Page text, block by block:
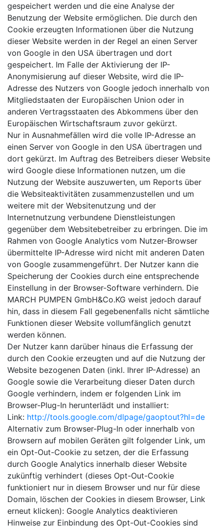
gespeichert werden und die eine Analyse der
Benutzung der Website ermöglichen. Die durch den
Cookie erzeugten Informationen über die Nutzung
dieser Website werden in der Regel an einen Server
von Google in den USA übertragen und dort
gespeichert. Im Falle der Aktivierung der IP-
Anonymisierung auf dieser Website, wird die IP-
Adresse des Nutzers von Google jedoch innerhalb von
Mitgliedstaaten der Europäischen Union oder in
anderen Vertragsstaaten des Abkommens über den
Europäischen Wirtschaftsraum zuvor gekürzt.
Nur in Ausnahmefällen wird die volle IP-Adresse an
einen Server von Google in den USA übertragen und
dort gekürzt. Im Auftrag des Betreibers dieser Website
wird Google diese Informationen nutzen, um die
Nutzung der Website auszuwerten, um Reports über
die Websiteaktivitäten zusammenzustellen und um
weitere mit der Websitenutzung und der
Internetnutzung verbundene Dienstleistungen
gegenüber dem Websitebetreiber zu erbringen. Die im
Rahmen von Google Analytics vom Nutzer-Browser
übermittelte IP-Adresse wird nicht mit anderen Daten
von Google zusammengeführt. Der Nutzer kann die
Speicherung der Cookies durch eine entsprechende
Einstellung in der Browser-Software verhindern. Die
MARCH PUMPEN GmbH&Co.KG weist jedoch darauf
hin, dass in diesem Fall gegebenenfalls nicht sämtliche
Funktionen dieser Website vollumfänglich genutzt
werden können.
Der Nutzer kann darüber hinaus die Erfassung der
durch den Cookie erzeugten und auf die Nutzung der
Website bezogenen Daten (inkl. Ihrer IP-Adresse) an
Google sowie die Verarbeitung dieser Daten durch
Google verhindern, indem er folgenden Link im
Browser-Plug-In herunterlädt und installiert:
Link: http://tools.google.com/dlpage/gaoptout?hl=de
Alternativ zum Browser-Plug-In oder innerhalb von
Browsern auf mobilen Geräten gilt folgender Link, um
ein Opt-Out-Cookie zu setzen, der die Erfassung
durch Google Analytics innerhalb dieser Website
zukünftig verhindert (dieses Opt-Out-Cookie
funktioniert nur in diesem Browser und nur für diese
Domain, löschen der Cookies in diesem Browser, Link
erneut klicken): Google Analytics deaktivieren
Hinweise zur Einbindung des Opt-Out-Cookies sind